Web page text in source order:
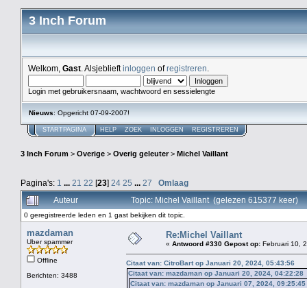
3 Inch Forum
Welkom, Gast . Alsjeblieftinloggen ofregistreren
Login met gebruikersnaam, wachtwoord en sessielengte
Nieuws: Opgericht 07-09-2007!
STARTPAGINA HELP ZOEK INLOGGEN REGISTREREN
3 Inch Forum > Overige > Overig geleuter> Michel Vaillant
Pagina's: 1 ... 21 22 [23] 24 25 ... 27
Omlaag
Auteur
Topic: Michel Vaillant (gelezen 615377 keer)
0 geregistreerde leden en 1 gast bekijken dit topic.
mazdaman
Uber spammer
Offline
Berichten: 3488
Re:Michel Vaillant
« Antwoord #330 Gepost op: Februari 10,
Citaat van: CitroBart op Januari 20, 2024, 05:43:56
Citaat van: mazdaman op Januari 20, 2024, 04:22:28
Citaat van: mazdaman op Januari 07, 2024, 09:25:45